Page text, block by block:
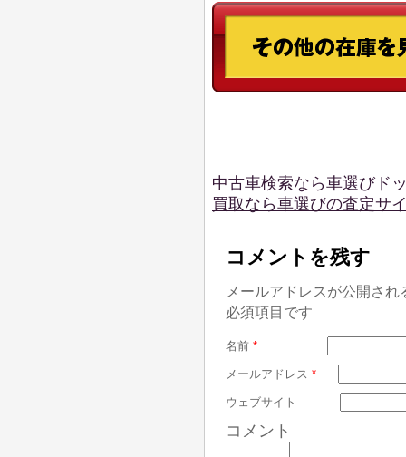
中古車検索なら車選びド
買取なら車選びの査定サ
コメントを残す
メールアドレスが公開さ
必須項目です
名前 *
メールアドレス *
ウェブサイト
コメント